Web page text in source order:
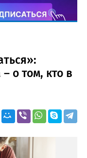
о том, кто в